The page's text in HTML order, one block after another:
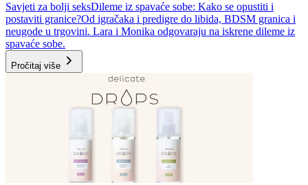
Savjeti za bolji seksDileme iz spavaće sobe: Kako se opustiti i
postaviti granice?Od igračaka i predigre do libida, BDSM granica i
neugode u trgovini. Lara i Monika odgovaraju na iskrene dileme iz
spavaće sobe.
Pročitaj više